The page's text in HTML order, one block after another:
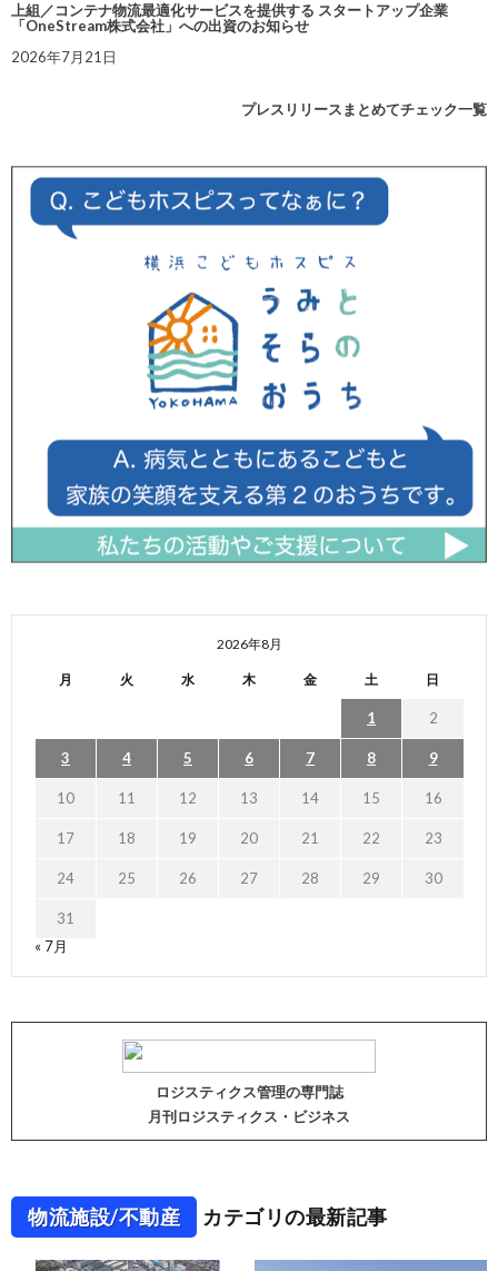
上組／コンテナ物流最適化サービスを提供する スタートアップ企業
「OneStream株式会社」への出資のお知らせ
2026年7月21日
プレスリリースまとめてチェック一覧
2026年8月
月 火 水 木 金 土 日
1 2
3 4 5 6 7 8 9
10 11 12 13 14 15 16
17 18 19 20 21 22 23
24 25 26 27 28 29 30
31
« 7月
ロジスティクス管理の専門誌
月刊ロジスティクス・ビジネス
物流施設/不動産 カテゴリの最新記事